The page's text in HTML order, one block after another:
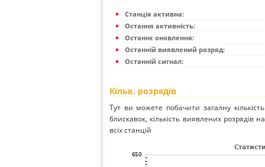
Станція активна:
Остання активність:
Останнє оновлення:
Останній виявлений розряд:
Останній сигнал:
Кільк. розрядів
Тут ви можете побачити загалну
блискавок, кількість виявлених розрядів
всіх станцій